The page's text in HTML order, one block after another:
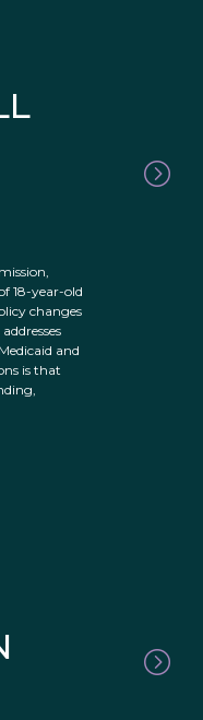
18-year-old
changes
and
is that